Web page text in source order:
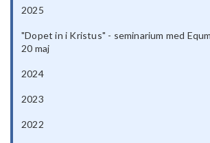
2025
"Dopet in i Kristus" - seminarium med
20 maj
2024
2023
2022